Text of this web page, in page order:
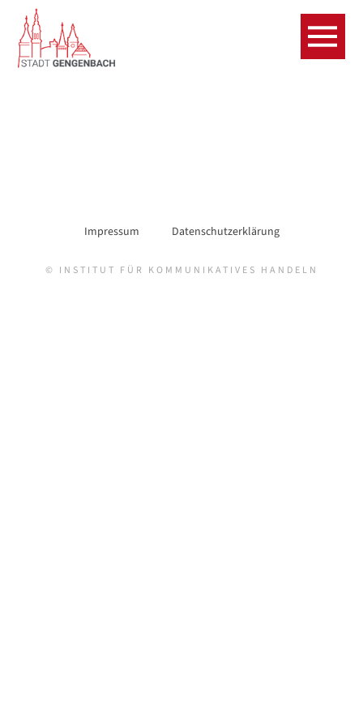
Impressum Datenschutzerklärung
© INSTITUT FÜR KOMMUNIKATIVES HANDELN